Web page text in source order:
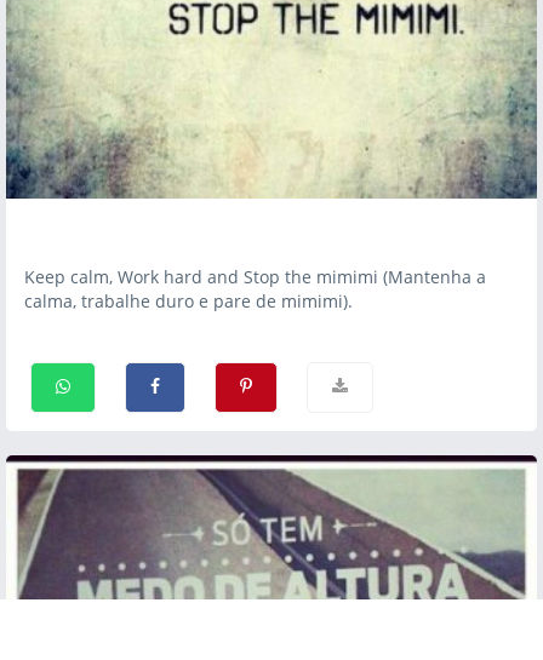
Keep calm, Work hard and Stop the mimimi (Mantenha a
calma, trabalhe duro e pare de mimimi).